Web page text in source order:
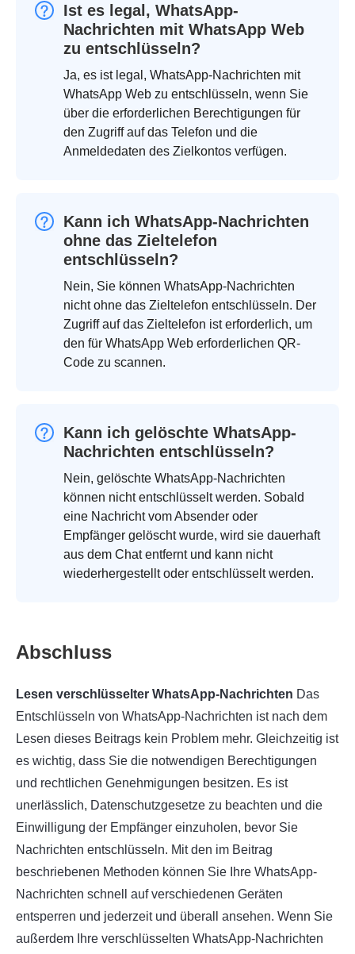
Ist es legal, WhatsApp-
Nachrichten mit WhatsApp Web
zu entschlüsseln?
Ja, es ist legal, WhatsApp-Nachrichten mit
WhatsApp Web zu entschlüsseln, wenn Sie
über die erforderlichen Berechtigungen für
den Zugriff auf das Telefon und die
Anmeldedaten des Zielkontos verfügen.
Kann ich WhatsApp-Nachrichten
ohne das Zieltelefon
entschlüsseln?
Nein, Sie können WhatsApp-Nachrichten
nicht ohne das Zieltelefon entschlüsseln. Der
Zugriff auf das Zieltelefon ist erforderlich, um
den für WhatsApp Web erforderlichen QR-
Code zu scannen.
Kann ich gelöschte WhatsApp-
Nachrichten entschlüsseln?
Nein, gelöschte WhatsApp-Nachrichten
können nicht entschlüsselt werden. Sobald
eine Nachricht vom Absender oder
Empfänger gelöscht wurde, wird sie dauerhaft
aus dem Chat entfernt und kann nicht
wiederhergestellt oder entschlüsselt werden.
Abschluss
Lesen verschlüsselter WhatsApp-Nachrichten Das
Entschlüsseln von WhatsApp-Nachrichten ist nach dem
Lesen dieses Beitrags kein Problem mehr. Gleichzeitig ist
es wichtig, dass Sie die notwendigen Berechtigungen
und rechtlichen Genehmigungen besitzen. Es ist
unerlässlich, Datenschutzgesetze zu beachten und die
Einwilligung der Empfänger einzuholen, bevor Sie
Nachrichten entschlüsseln. Mit den im Beitrag
beschriebenen Methoden können Sie Ihre WhatsApp-
Nachrichten schnell auf verschiedenen Geräten
entsperren und jederzeit und überall ansehen. Wenn Sie
außerdem Ihre verschlüsselten WhatsApp-Nachrichten